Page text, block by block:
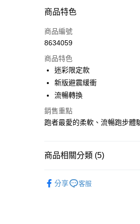
付款方式
信用卡一次付款
運送方式
宅配
每筆NT$100，滿NT$3,500(含
商品特色
商品編號
8634059
商品特色
迷彩限定款
新版避震緩衝
流暢轉換
銷售重點
跑者最愛的柔軟、流暢跑步體
商品相關分類 (5)
分享 客服